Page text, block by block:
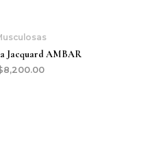
Jacquard AMBAR
8,200.00